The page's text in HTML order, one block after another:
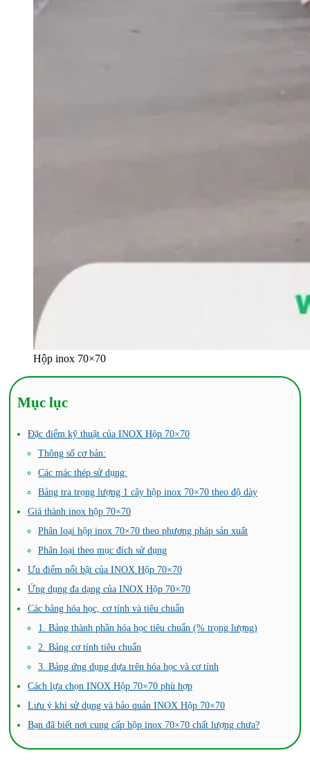
Hộp inox 70×70
Mục lục
Đặc điểm kỹ thuật của INOX Hộp 70×70
Thông số cơ bản:
Các mác thép sử dụng:
Bảng tra trọng lượng 1 cây hộp inox 70×70 theo độ dày
Giá thành inox hộp 70×70
Phân loại hộp inox 70×70 theo phương pháp sản xuất
Phân loại theo mục đích sử dụng
Ưu điểm nổi bật của INOX Hộp 70×70
Ứng dụng đa dạng của INOX Hộp 70×70
Các bảng hóa học, cơ tính và tiêu chuẩn
1. Bảng thành phần hóa học tiêu chuẩn (% trọng lượng)
2. Bảng cơ tính tiêu chuẩn
3. Bảng ứng dụng dựa trên hóa học và cơ tính
Cách lựa chọn INOX Hộp 70×70 phù hợp
Lưu ý khi sử dụng và bảo quản INOX Hộp 70×70
Bạn đã biết nơi cung cấp hộp inox 70×70 chất lượng chưa?